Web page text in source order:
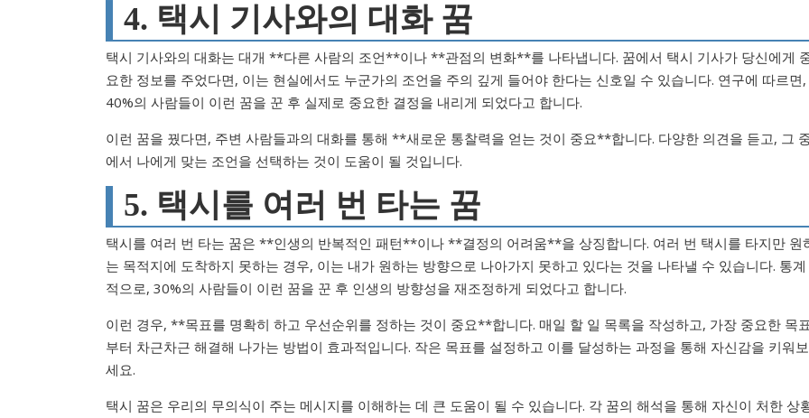
4. 택시 기사와의 대화 꿈
택시 기사와의 대화는 대개 **다른 사람의 조언**이나 **관점의 변화**를 나타냅니다. 꿈에서 택시 기사가 당신에게
요한 정보를 주었다면, 이는 현실에서도 누군가의 조언을 주의 깊게 들어야 한다는 신호일 수 있습니다. 연구에 따르면,
40%의 사람들이 이런 꿈을 꾼 후 실제로 중요한 결정을 내리게 되었다고 합니다.
이런 꿈을 꿨다면, 주변 사람들과의 대화를 통해 **새로운 통찰력을 얻는 것이 중요**합니다. 다양한 의견을 듣고, 그
에서 나에게 맞는 조언을 선택하는 것이 도움이 될 것입니다.
5. 택시를 여러 번 타는 꿈
택시를 여러 번 타는 꿈은 **인생의 반복적인 패턴**이나 **결정의 어려움**을 상징합니다. 여러 번 택시를 타지만 원
는 목적지에 도착하지 못하는 경우, 이는 내가 원하는 방향으로 나아가지 못하고 있다는 것을 나타낼 수 있습니다. 통계
적으로, 30%의 사람들이 이런 꿈을 꾼 후 인생의 방향성을 재조정하게 되었다고 합니다.
이런 경우, **목표를 명확히 하고 우선순위를 정하는 것이 중요**합니다. 매일 할 일 목록을 작성하고, 가장 중요한 목
부터 차근차근 해결해 나가는 방법이 효과적입니다. 작은 목표를 설정하고 이를 달성하는 과정을 통해 자신감을 키워보
세요.
택시 꿈은 우리의 무의식이 주는 메시지를 이해하는 데 큰 도움이 될 수 있습니다. 각 꿈의 해석을 통해 자신이 처한 상